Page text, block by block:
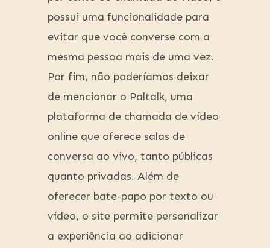
possui uma funcionalidade para
evitar que você converse com a
mesma pessoa mais de uma vez.
Por fim, não poderíamos deixar
de mencionar o Paltalk, uma
plataforma de chamada de vídeo
online que oferece salas de
conversa ao vivo, tanto públicas
quanto privadas. Além de
oferecer bate-papo por texto ou
vídeo, o site permite personalizar
a experiência ao adicionar